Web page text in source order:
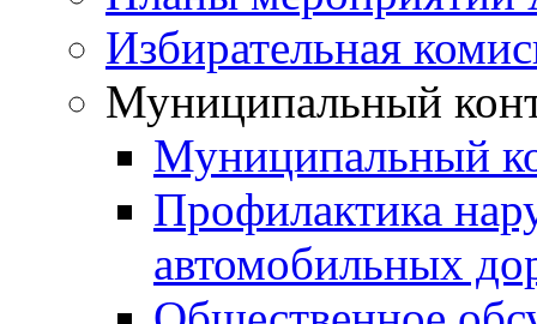
Избирательная
Муниципальный
Муниципальный
Профилактика
автомобильных